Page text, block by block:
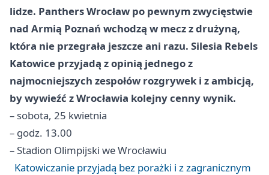
lidze. Panthers Wrocław po pewnym zwycięstwie
nad Armią Poznań wchodzą w mecz z drużyną,
która nie przegrała jeszcze ani razu. Silesia Rebels
Katowice przyjadą z opinią jednego z
najmocniejszych zespołów rozgrywek i z ambicją,
by wywieźć z Wrocławia kolejny cenny wynik.
– sobota, 25 kwietnia
– godz. 13.00
– Stadion Olimpijski we Wrocławiu
Katowiczanie przyjadą bez porażki i z zagranicznym